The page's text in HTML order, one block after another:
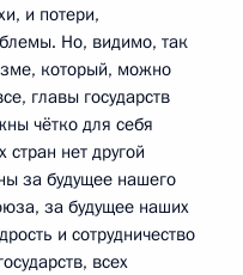
и потери,
Но, видимо, так
который, можно
главы государств
чётко для себя
нет другой
за будущее нашего
за будущее наших
и сотрудничество
всех